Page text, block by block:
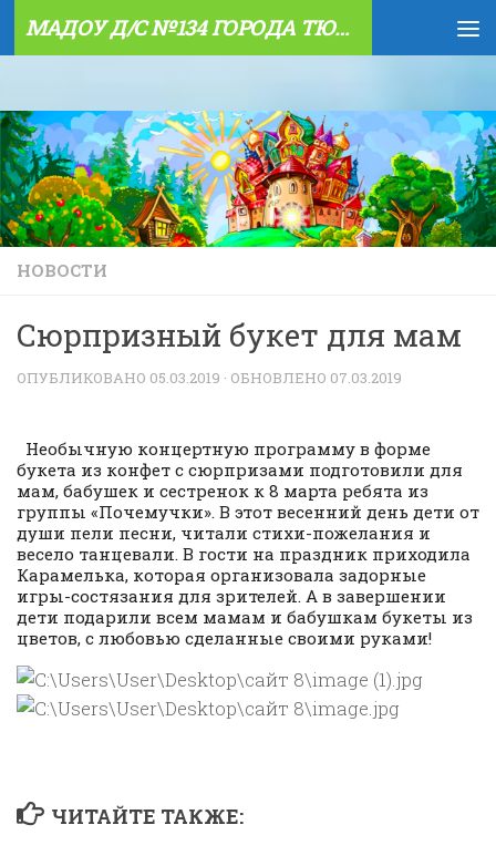
Skip to content МАДОУ Д/С №134 ГОРОДА ТЮМЕНИ
НОВОСТИ
Сюрпризный букет для мам
ОПУБЛИКОВАНО 05.03.2019 · ОБНОВЛЕНО 07.03.2019
Необычную концертную программу в форме
букета из конфет с сюрпризами подготовили для
мам, бабушек и сестренок к 8 марта ребята из
группы «Почемучки». В этот весенний день дети от
души пели песни, читали стихи-пожелания и
весело танцевали. В гости на праздник приходила
Карамелька, которая организовала задорные
игры-состязания для зрителей. А в завершении
дети подарили всем мамам и бабушкам букеты из
цветов, с любовью сделанные своими руками!
ЧИТАЙТЕ ТАКЖЕ: